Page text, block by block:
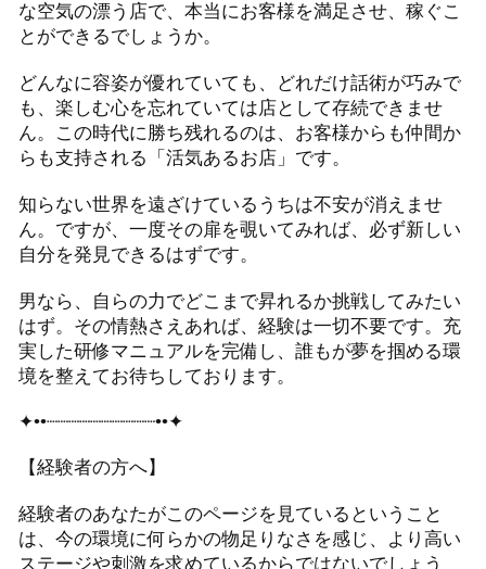
な空気の漂う店で、本当にお客様を満足させ、稼ぐこ
とができるでしょうか。
どんなに容姿が優れていても、どれだけ話術が巧みで
も、楽しむ心を忘れていては店として存続できませ
ん。この時代に勝ち残れるのは、お客様からも仲間か
らも支持される「活気あるお店」です。
知らない世界を遠ざけているうちは不安が消えませ
ん。ですが、一度その扉を覗いてみれば、必ず新しい
自分を発見できるはずです。
男なら、自らの力でどこまで昇れるか挑戦してみたい
はず。その情熱さえあれば、経験は一切不要です。充
実した研修マニュアルを完備し、誰もが夢を掴める環
境を整えてお待ちしております。
✦••┈┈┈┈┈┈┈┈┈┈••✦
【経験者の方へ】
経験者のあなたがこのページを見ているということ
は、今の環境に何らかの物足りなさを感じ、より高い
ステージや刺激を求めているからではないでしょう